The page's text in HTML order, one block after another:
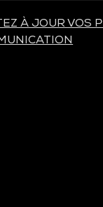
À JOUR VOS